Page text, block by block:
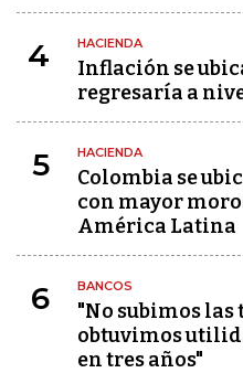
4 HACIENDA
Inflación se
regresaría a
5 HACIENDA
Colombia se
con mayor
América Latina
6 BANCOS
"No subimos las
obtuvimos
en tres años"